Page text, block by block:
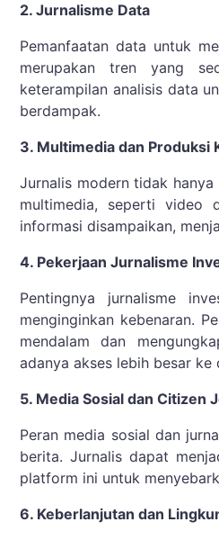
2. Jurnalisme Data
Pemanfaatan data untuk
merupakan tren yang
keterampilan analisis data
berdampak.
3. Multimedia dan Produksi
Jurnalis modern tidak
multimedia, seperti video
informasi disampaikan,
4. Pekerjaan Jurnalisme
Pentingnya jurnalisme
menginginkan kebenaran.
mendalam dan
adanya akses lebih besar
5. Media Sosial dan Citizen
Peran media sosial dan
berita. Jurnalis dapat
platform ini untuk
6. Keberlanjutan dan